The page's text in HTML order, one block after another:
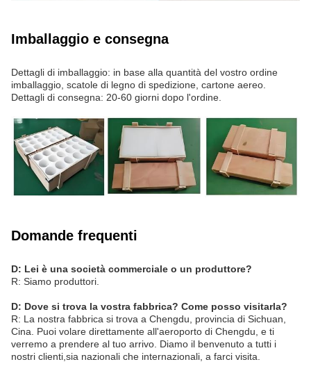
Imballaggio e consegna
Dettagli di imballaggio: in base alla quantità del vostro ordine
imballaggio, scatole di legno di spedizione, cartone aereo.
Dettagli di consegna: 20-60 giorni dopo l'ordine.
Domande frequenti
D: Lei è una società commerciale o un produttore?
R: Siamo produttori.
D: Dove si trova la vostra fabbrica? Come posso visitarla?
R: La nostra fabbrica si trova a Chengdu, provincia di Sichuan,
Cina. Puoi volare direttamente all'aeroporto di Chengdu, e ti
verremo a prendere al tuo arrivo. Diamo il benvenuto a tutti i
nostri clienti,sia nazionali che internazionali, a farci visita.